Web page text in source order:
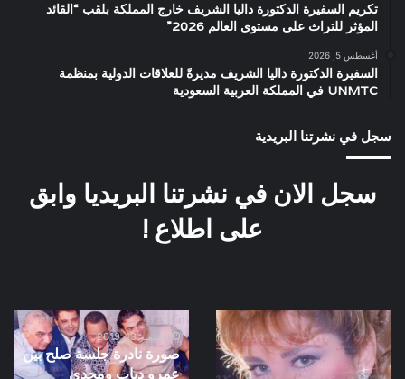
تكريم السفيرة الدكتورة داليا الشريف خارج المملكة بلقب “القائد
المؤثر للتراث على مستوى العالم 2026”
أغسطس 5, 2026
السفيرة الدكتورة داليا الشريف مديرةً للعلاقات الدولية بمنظمة
UNMTC في المملكة العربية السعودية
سجل في نشرتنا البريدية
سجل الان في نشرتنا البريديا وابق
على اطلاع !
صورة
نادرة
ايمان
الطوخى
صورة
نادرة
جلسة
صلح
ديسمبر 13, 2019
صورة نادرة جلسة صلح بين
عمرو دياب ومجدى